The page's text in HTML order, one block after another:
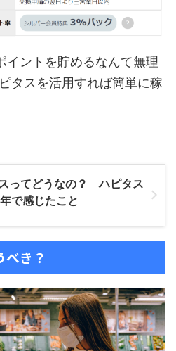
イントを貯めるなんて無理
タスを活用すれば簡単に稼
ってどうなの？ ハピタス
で感じたこと
べき？